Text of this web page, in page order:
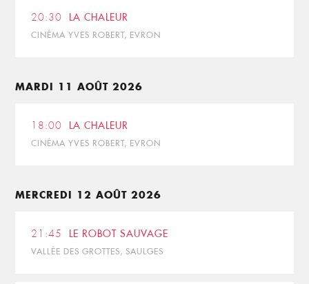
20:30 LA CHALEUR
CINÉMA YVES ROBERT, EVRON
MARDI 11 AOÛT 2026
18:00 LA CHALEUR
CINÉMA YVES ROBERT, EVRON
MERCREDI 12 AOÛT 2026
21:45 LE ROBOT SAUVAGE
VALLÉE DES GROTTES, SAULGES